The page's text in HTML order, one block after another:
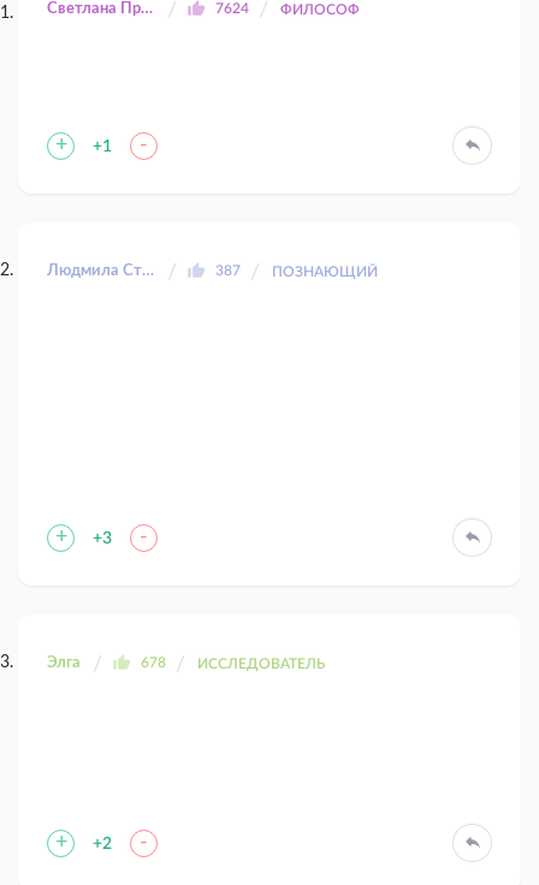
Светлана Прилуцкая 7624 ФИЛОСОФ
+ +1 -
Людмила Сторожук 387 ПОЗНАЮЩИЙ
+ +3 -
Элга 678 ИССЛЕДОВАТЕЛЬ
+ +2 -